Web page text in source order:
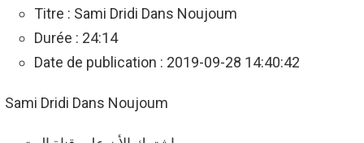
Titre : Sami Dridi Dans Noujoum
Durée : 24:14
Date de publication : 2019-09-28 14:40:42
Sami Dridi Dans Noujoum